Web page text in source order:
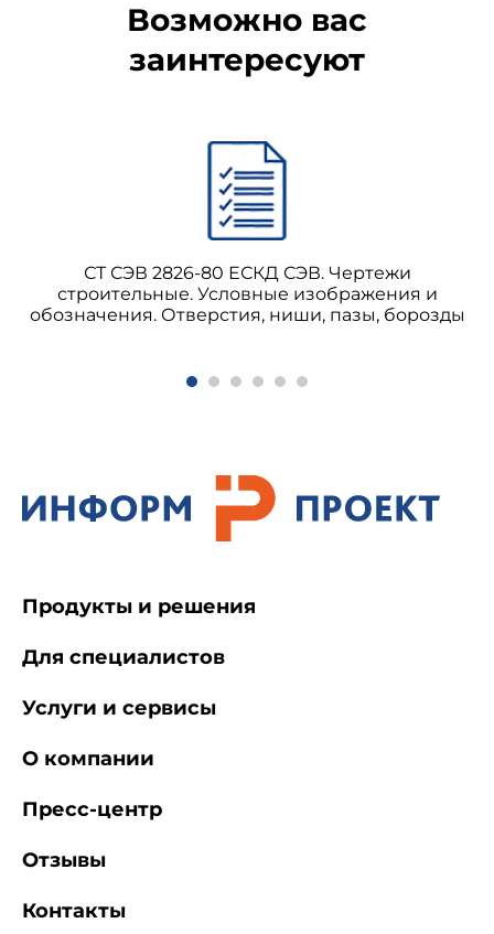
Возможно вас
заинтересуют
СТ СЭВ 2826-80 ЕСКД СЭВ. Чертежи
строительные. Условные изображения и
обозначения. Отверстия, ниши, пазы, борозды
Продукты и решения
Для специалистов
Услуги и сервисы
О компании
Пресс-центр
Отзывы
Контакты